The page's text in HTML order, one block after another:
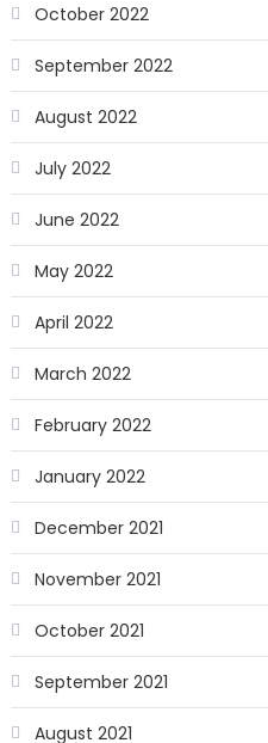
October 2022
September 2022
August 2022
July 2022
June 2022
May 2022
April 2022
March 2022
February 2022
January 2022
December 2021
November 2021
October 2021
September 2021
August 2021